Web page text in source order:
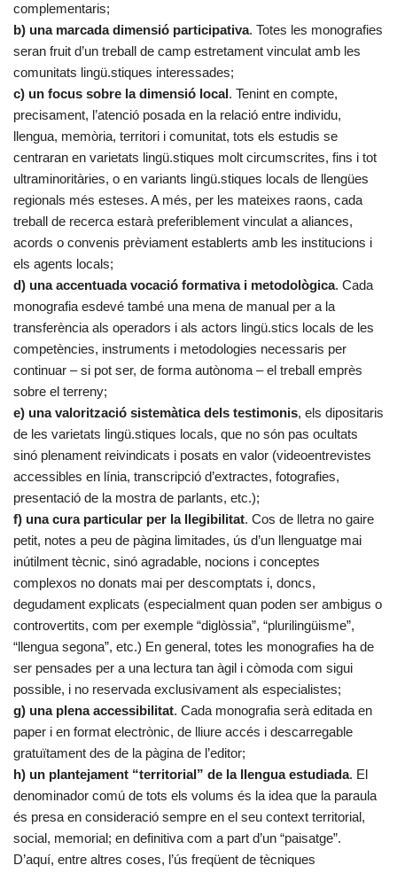
complementaris;
b) una marcada dimensió participativa. Totes les monografies
seran fruit d’un treball de camp estretament vinculat amb les
comunitats lingü.stiques interessades;
c) un focus sobre la dimensió local. Tenint en compte,
precisament, l’atenció posada en la relació entre individu,
llengua, memòria, territori i comunitat, tots els estudis se
centraran en varietats lingü.stiques molt circumscrites, fins i tot
ultraminoritàries, o en variants lingü.stiques locals de llengües
regionals més esteses. A més, per les mateixes raons, cada
treball de recerca estarà preferiblement vinculat a aliances,
acords o convenis prèviament establerts amb les institucions i
els agents locals;
d) una accentuada vocació formativa i metodològica. Cada
monografia esdevé també una mena de manual per a la
transferència als operadors i als actors lingü.stics locals de les
competències, instruments i metodologies necessaris per
continuar – si pot ser, de forma autònoma – el treball emprès
sobre el terreny;
e) una valorització sistemàtica dels testimonis, els dipositaris
de les varietats lingü.stiques locals, que no són pas ocultats
sinó plenament reivindicats i posats en valor (videoentrevistes
accessibles en línia, transcripció d’extractes, fotografies,
presentació de la mostra de parlants, etc.);
f) una cura particular per la llegibilitat. Cos de lletra no gaire
petit, notes a peu de pàgina limitades, ús d’un llenguatge mai
inútilment tècnic, sinó agradable, nocions i conceptes
complexos no donats mai per descomptats i, doncs,
degudament explicats (especialment quan poden ser ambigus o
controvertits, com per exemple “diglòssia”, “plurilingüisme”,
“llengua segona”, etc.) En general, totes les monografies ha de
ser pensades per a una lectura tan àgil i còmoda com sigui
possible, i no reservada exclusivament als especialistes;
g) una plena accessibilitat. Cada monografia serà editada en
paper i en format electrònic, de lliure accés i descarregable
gratuïtament des de la pàgina de l’editor;
h) un plantejament “territorial” de la llengua estudiada. El
denominador comú de tots els volums és la idea que la paraula
és presa en consideració sempre en el seu context territorial,
social, memorial; en definitiva com a part d’un “paisatge”.
D’aquí, entre altres coses, l’ús freqüent de tècniques